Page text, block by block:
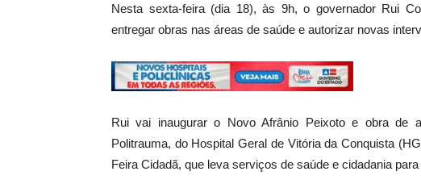
Nesta sexta-feira (dia 18), às 9h, o governador Rui
entregar obras nas áreas de saúde e autorizar novas
Rui vai inaugurar o Novo Afrânio Peixoto e obra de
Politrauma, do Hospital Geral de Vitória da Conquista
Feira Cidadã, que leva serviços de saúde e cidadania